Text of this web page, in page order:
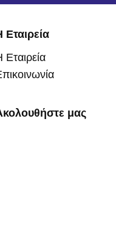
Εταιρεία
Εταιρεία
μας